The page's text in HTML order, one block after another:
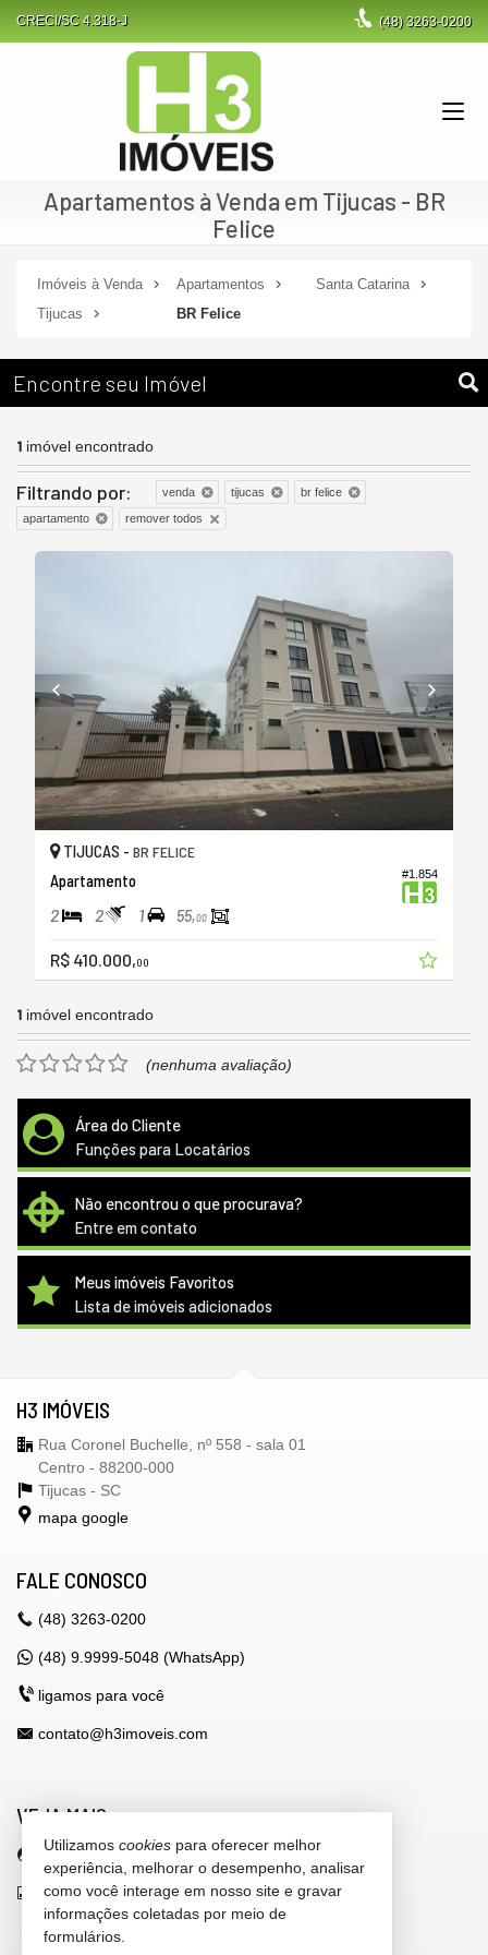
CRECI/SC 4.318-J (48)3263-0200
Apartamentos à Venda em Tijucas - BR
Felice
Imóveis à Venda Apartamentos
Santa Catarina
Tijucas
BR Felice
Encontre seu Imóvel
1 imóvel encontrado
Filtrando por: venda tijucas
br felice
apartamento
remover todos
#1.854
TIJUCAS - BR FELICE
Apartamento
2 2 1 55,00
R$ 410.000,00
1 imóvel encontrado
(nenhuma avaliação)
Área do Cliente
Funções para Locatários
Não encontrou o que procurava?
Entre em contato
Meus imóveis Favoritos
Lista de imóveis adicionados
H3 IMÓVEIS
Rua Coronel Buchelle, nº 558 - sala 01
Centro - 88200-000
Tijucas - SC
mapa google
FALE CONOSCO
(48) 3263-0200
(48) 9.9999-5048 (WhatsApp)
ligamos para você
contato@h3imoveis.com
VEJA MAIS
área do cliente
indicadores financeiros
cadastre seu imóvel
Utilizamos cookies para oferecer melhor
experiência, melhorar o desempenho, analisar
como você interage em nosso site e gravar
informações coletadas por meio de
formulários.